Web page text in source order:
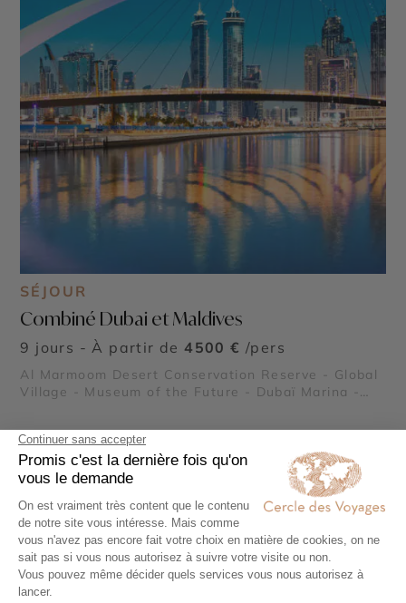
SÉJOUR
Combiné Dubai et Maldives
9 jours - À partir de 4500 € /pers
Al Marmoom Desert Conservation Reserve - Global
Village - Museum of the Future - Dubaï Marina -
Abra ride - Al Fahidi Historical District - Dubai
Miracle Garden - The Frame - Palm Jumeirah -
Dubaï Mall & Fontaine de Dubaï - Wadi Ghalilah - Al
Zorah Nature Reserve - Mleiha Archaeological
Voir tous nos voyages Émirats Arabes Unis
Votre voyage sur-mesure en
Palm Jumeirah